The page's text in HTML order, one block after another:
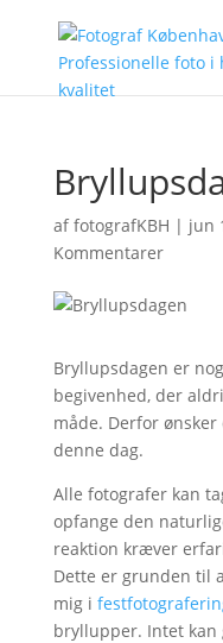
affotografKBH | jun
Kommentarer
Bryllupsdagen er
begivenhed, der
måde. Derfor
denne dag.
Alle fotografer kan
opfange den
reaktion kræver
Dette er grunden til
mig i
bryllupper. Intet kan